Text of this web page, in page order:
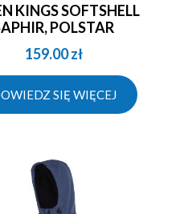
POLSTAR
159.00zł
SIĘ WIĘCEJ